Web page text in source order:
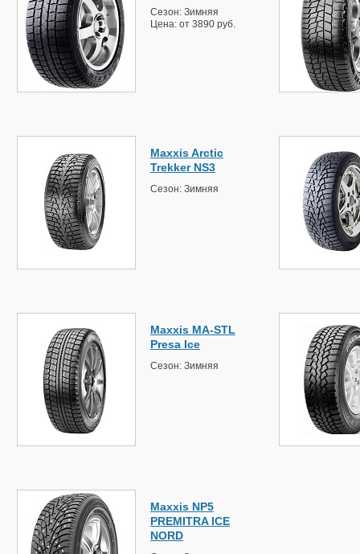
Сезон: Зимняя
Цена: от 3890 руб.
Maxxis Arctic
Trekker NS3
Сезон: Зимняя
Maxxis MA-STL
Presa Ice
Сезон: Зимняя
Maxxis NP5
PREMITRA ICE
NORD